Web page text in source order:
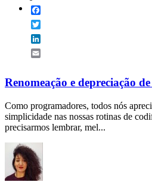
Renomeação e depreciação
Como programadores, todos nós
simplicidade nas nossas rotinas de
precisarmos lembrar, mel...